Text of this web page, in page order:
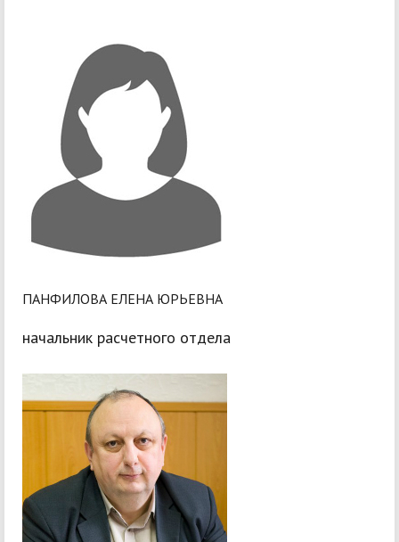
ПАНФИЛОВА ЕЛЕНА ЮРЬЕВНА
начальник расчетного отдела